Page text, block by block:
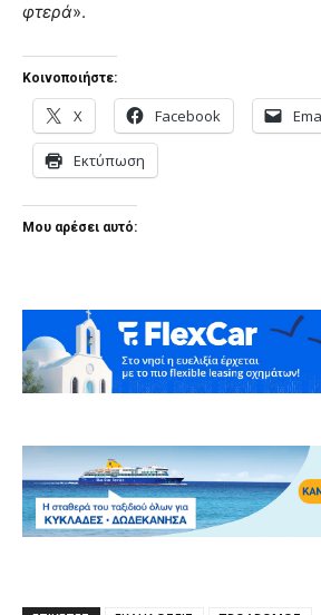
φτερά».
Κοινοποιήστε:
X Facebook
Εκτύπωση
Μου αρέσει αυτό: